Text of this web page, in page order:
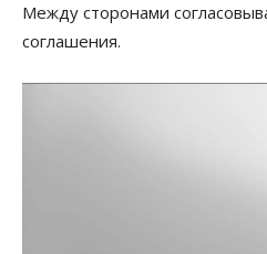
Между сторонами
соглашения.